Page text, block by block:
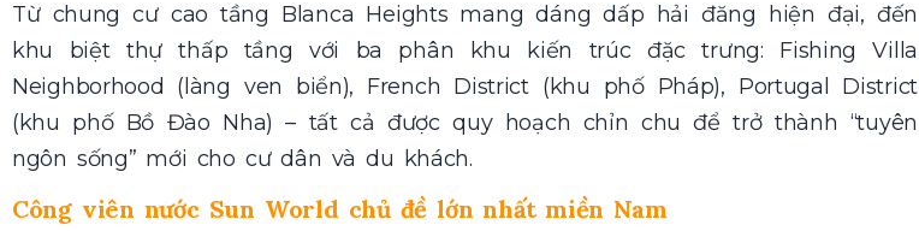
Từ chung cư cao tầng Blanca Heights mang dáng dấp hải đăng hiện đại, đến
khu biệt thự thấp tầng với ba phân khu kiến trúc đặc trưng: Fishing Villa
Neighborhood (làng ven biển), French District (khu phố Pháp), Portugal District
(khu phố Bồ Đào Nha) – tất cả được quy hoạch chỉn chu để trở thành “tuyên
ngôn sống” mới cho cư dân và du khách.
Công viên nước Sun World chủ đề lớn nhất miền Nam